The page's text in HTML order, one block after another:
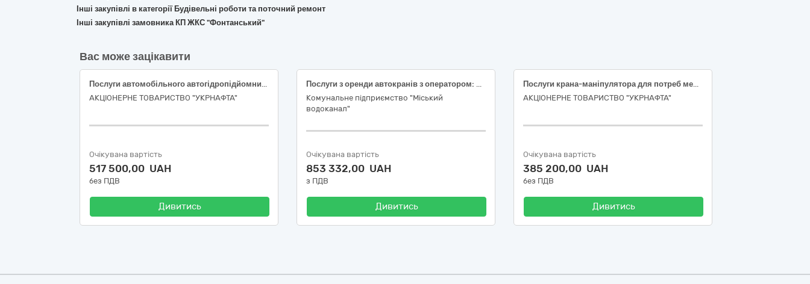
Інші закупівлі в категорії Будівельні роботи та поточний ремонт
Інші закупівлі замовника КП ЖКС "Фонтанський"
Вас може зацікавити
Послуги автомобільного автогідропідйомника (автовишки) для потреб мережі АЗС АТ «УКРНАФТА» (Хмельницька, Рівненська, Волинська та Тернопільська області)
АКЦІОНЕРНЕ ТОВАРИСТВО "УКPНAФТА"
Очікувана вартість
517 500,00 UAH
без ПДВ
Дивитись
Послуги з оренди автокранів з оператором: Лот № 1 - Послуги автокрана з оператором (вантажопідйомність 10 т), Лот № 2 — Послуги автокрана з оператором (вантажопідйомність 18 т)
Комунальне підприємство "Міський
водоканал"
Очікувана вартість
853 332,00 UAH
з ПДВ
Дивитись
Послуги крана-маніпулятора для потреб мережі АЗС АТ «УКРНАФТА»
АКЦІОНЕРНЕ ТОВАРИСТВО "УКPНAФТА"
Очікувана вартість
385 200,00 UAH
без ПДВ
Дивитись